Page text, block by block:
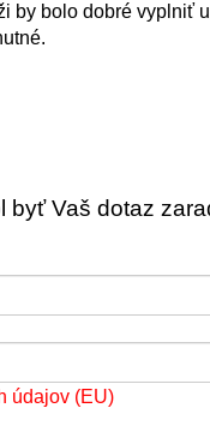
bolo dobré vyplniť
Vaš dotaz
údajov (EU)